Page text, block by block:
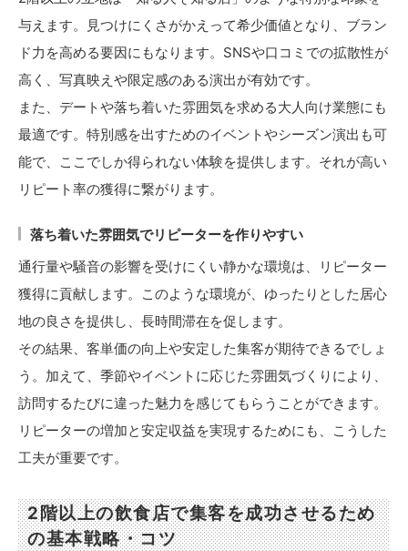
与えます。見つけにくさがかえって希少価値となり、ブラン
ド力を高める要因にもなります。SNSや口コミでの拡散性が
高く、写真映えや限定感のある演出が有効です。
また、デートや落ち着いた雰囲気を求める大人向け業態にも
最適です。特別感を出すためのイベントやシーズン演出も可
能で、ここでしか得られない体験を提供します。それが高い
リピート率の獲得に繋がります。
落ち着いた雰囲気でリピーターを作りやすい
通行量や騒音の影響を受けにくい静かな環境は、リピーター
獲得に貢献します。このような環境が、ゆったりとした居心
地の良さを提供し、長時間滞在を促します。
その結果、客単価の向上や安定した集客が期待できるでしょ
う。加えて、季節やイベントに応じた雰囲気づくりにより、
訪問するたびに違った魅力を感じてもらうことができます。
リピーターの増加と安定収益を実現するためにも、こうした
工夫が重要です。
2階以上の飲食店で集客を成功させるため
の基本戦略・コツ